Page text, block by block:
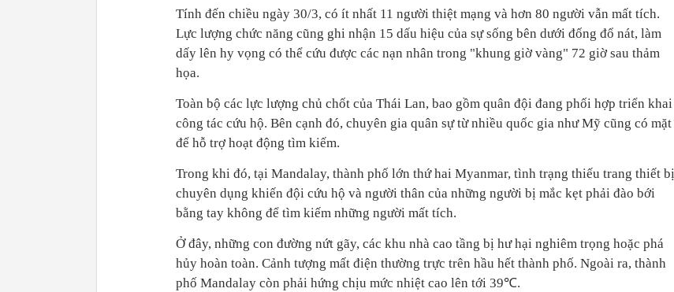
Tính đến chiều ngày 30/3, có ít nhất 11 người thiệt mạng và hơn 80 người vẫn mất tích.
Lực lượng chức năng cũng ghi nhận 15 dấu hiệu của sự sống bên dưới đống đổ nát, làm
dấy lên hy vọng có thể cứu được các nạn nhân trong "khung giờ vàng" 72 giờ sau thảm
họa.
Toàn bộ các lực lượng chủ chốt của Thái Lan, bao gồm quân đội đang phối hợp triển khai
công tác cứu hộ. Bên cạnh đó, chuyên gia quân sự từ nhiều quốc gia như Mỹ cũng có mặt
để hỗ trợ hoạt động tìm kiếm.
Trong khi đó, tại Mandalay, thành phố lớn thứ hai Myanmar, tình trạng thiếu trang thiết bị
chuyên dụng khiến đội cứu hộ và người thân của những người bị mắc kẹt phải đào bới
bằng tay không để tìm kiếm những người mất tích.
Ở đây, những con đường nứt gãy, các khu nhà cao tầng bị hư hại nghiêm trọng hoặc phá
hủy hoàn toàn. Cảnh tượng mất điện thường trực trên hầu hết thành phố. Ngoài ra, thành
phố Mandalay còn phải hứng chịu mức nhiệt cao lên tới 39℃.